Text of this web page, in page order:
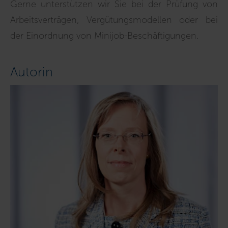
Gerne unterstützen wir Sie bei der Prüfung von
Arbeitsverträgen, Vergütungsmodellen oder bei
der Einordnung von Minijob-Beschäftigungen.
Autorin